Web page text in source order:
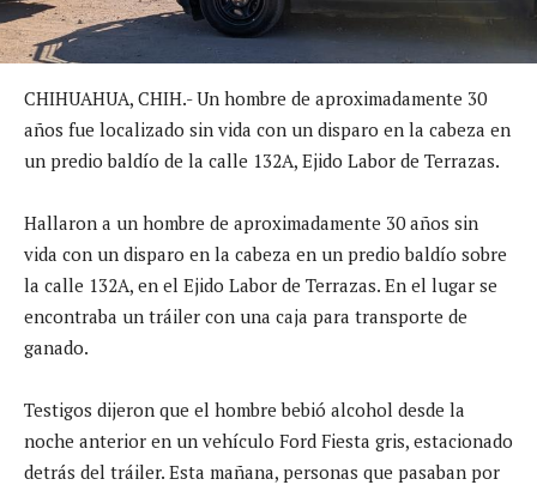
CHIHUAHUA, CHIH.- Un hombre de aproximadamente 30
años fue localizado sin vida con un disparo en la cabeza en
un predio baldío de la calle 132A, Ejido Labor de Terrazas.
Hallaron a un hombre de aproximadamente 30 años sin
vida con un disparo en la cabeza en un predio baldío sobre
la calle 132A, en el Ejido Labor de Terrazas. En el lugar se
encontraba un tráiler con una caja para transporte de
ganado.
Testigos dijeron que el hombre bebió alcohol desde la
noche anterior en un vehículo Ford Fiesta gris, estacionado
detrás del tráiler. Esta mañana, personas que pasaban por